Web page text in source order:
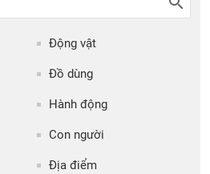
Động vật
Đồ dùng
Hành động
Con người
Địa điểm